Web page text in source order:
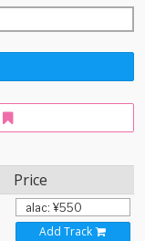
Price
Add Track